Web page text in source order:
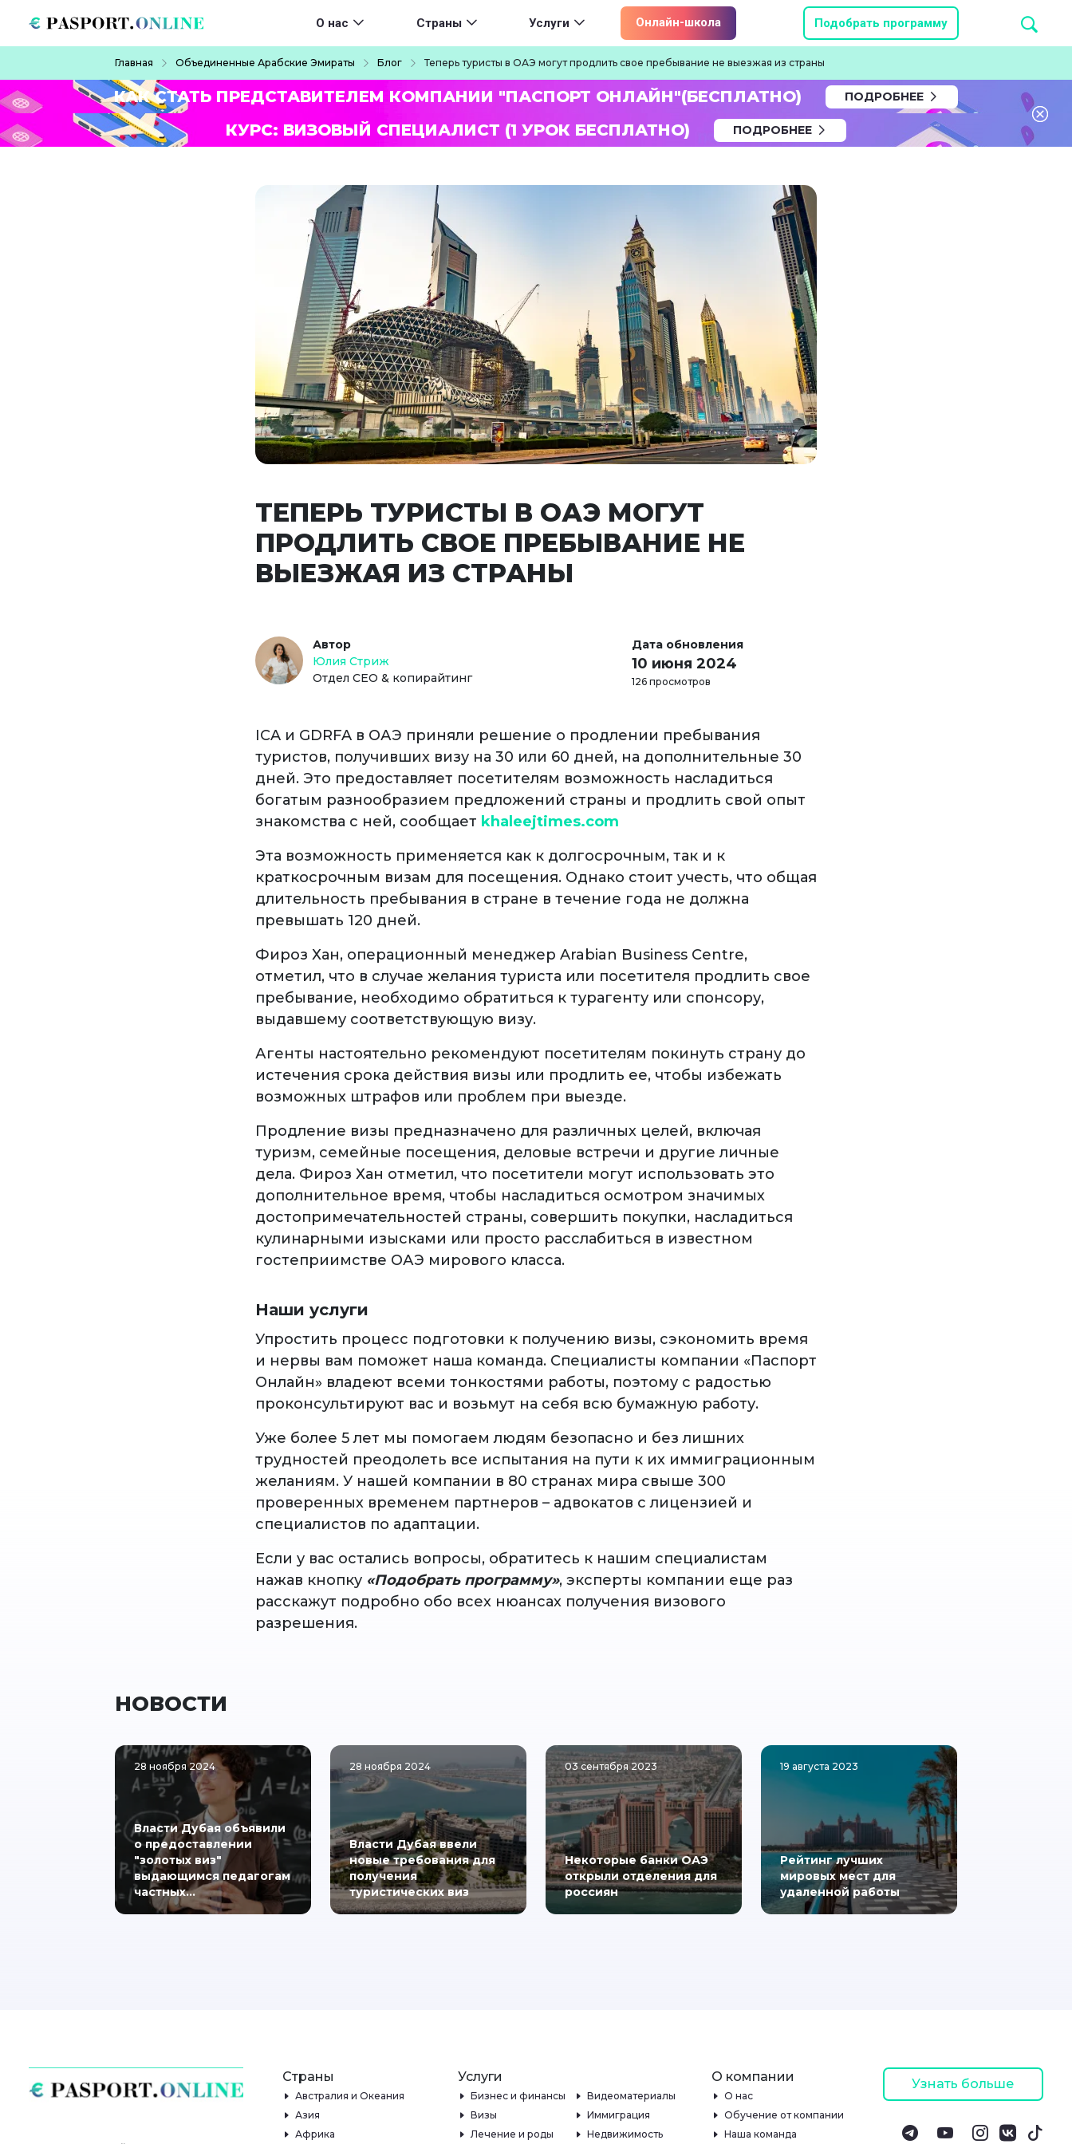
Main navigation
О нас Страны Услуги Онлайн-школа Подобрать программу
Строка навигации
Главная Объединенные Арабские Эмираты Блог Теперь туристы в ОАЭ могут продлить свое пребывание не выезжая из страны
КАК СТАТЬ ПРЕДСТАВИТЕЛЕМ КОМПАНИИ "ПАСПОРТ ОНЛАЙН"(БЕСПЛАТНО) ПОДРОБНЕЕ
КУРС: ВИЗОВЫЙ СПЕЦИАЛИСТ (1 УРОК БЕСПЛАТНО) ПОДРОБНЕЕ
ТЕПЕРЬ ТУРИСТЫ В ОАЭ МОГУТ
ПРОДЛИТЬ СВОЕ ПРЕБЫВАНИЕ НЕ
ВЫЕЗЖАЯ ИЗ СТРАНЫ
Автор
Юлия Стриж
Отдел СЕО & копирайтинг
Дата обновления
10 июня 2024
126 просмотров
ICA и GDRFA в ОАЭ приняли решение о продлении пребывания
туристов, получивших визу на 30 или 60 дней, на дополнительные 30
дней. Это предоставляет посетителям возможность насладиться
богатым разнообразием предложений страны и продлить свой опыт
знакомства с ней, сообщает khaleejtimes.com
Эта возможность применяется как к долгосрочным, так и к
краткосрочным визам для посещения. Однако стоит учесть, что общая
длительность пребывания в стране в течение года не должна
превышать 120 дней.
Фироз Хан, операционный менеджер Arabian Business Centre,
отметил, что в случае желания туриста или посетителя продлить свое
пребывание, необходимо обратиться к турагенту или спонсору,
выдавшему соответствующую визу.
Агенты настоятельно рекомендуют посетителям покинуть страну до
истечения срока действия визы или продлить ее, чтобы избежать
возможных штрафов или проблем при выезде.
Продление визы предназначено для различных целей, включая
туризм, семейные посещения, деловые встречи и другие личные
дела. Фироз Хан отметил, что посетители могут использовать это
дополнительное время, чтобы насладиться осмотром значимых
достопримечательностей страны, совершить покупки, насладиться
кулинарными изысками или просто расслабиться в известном
гостеприимстве ОАЭ мирового класса.
Наши услуги
Упростить процесс подготовки к получению визы, сэкономить время
и нервы вам поможет наша команда. Специалисты компании «Паспорт
Онлайн» владеют всеми тонкостями работы, поэтому с радостью
проконсультируют вас и возьмут на себя всю бумажную работу.
Уже более 5 лет мы помогаем людям безопасно и без лишних
трудностей преодолеть все испытания на пути к их иммиграционным
желаниям. У нашей компании в 80 странах мира свыше 300
проверенных временем партнеров – адвокатов с лицензией и
специалистов по адаптации.
Если у вас остались вопросы, обратитесь к нашим специалистам
нажав кнопку «Подобрать программу», эксперты компании еще раз
расскажут подробно обо всех нюансах получения визового
разрешения.
НОВОСТИ
28 ноября 2024
Власти Дубая объявили
о предоставлении
"золотых виз"
выдающимся педагогам
частных…
28 ноября 2024
Власти Дубая ввели
новые требования для
получения
туристических виз
03 сентября 2023
Некоторые банки ОАЭ
открыли отделения для
россиян
19 августа 2023
Рейтинг лучших
мировых мест для
удаленной работы
Страны
Австралия и Океания
Азия
Африка
Услуги
Бизнес и финансы
Видеоматериалы
Визы
Иммиграция
Лечение и роды
Недвижимость
О компании
О нас
Обучение от компании
Наша команда
Узнать больше